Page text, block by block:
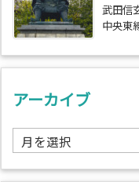
武田信
中央東
アーカイブ
ア
ー
カ